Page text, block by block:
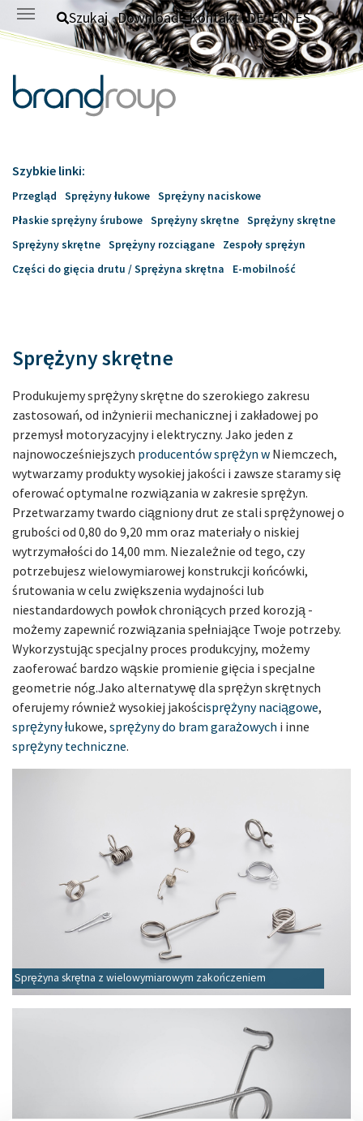
Skip to main content
Szukaj Download Kontakt DE EN ES
Szybkie linki:
Przegląd Sprężyny łukowe Sprężyny naciskowe
Płaskie sprężyny śrubowe Sprężyny skrętne Sprężyny skrętne
Sprężyny skrętne Sprężyny rozciągane
Zespoły sprężyn
Części do gięcia drutu / Sprężyna skrętna
E-mobilność
Sprężyny skrętne
Produkujemy sprężyny skrętne do szerokiego zakresu
zastosowań, od inżynierii mechanicznej i zakładowej po
przemysł motoryzacyjny i elektryczny. Jako jeden z
najnowocześniejszych producentów sprężyn w Niemczech,
wytwarzamy produkty wysokiej jakości i zawsze staramy się
oferować optymalne rozwiązania w zakresie sprężyn.
Przetwarzamy twardo ciągniony drut ze stali sprężynowej o
grubości od 0,80 do 9,20 mm oraz materiały o niskiej
wytrzymałości do 14,00 mm. Niezależnie od tego, czy
potrzebujesz wielowymiarowej konstrukcji końcówki,
śrutowania w celu zwiększenia wydajności lub
niestandardowych powłok chroniących przed korozją -
możemy zapewnić rozwiązania spełniające Twoje potrzeby.
Wykorzystując specjalny proces produkcyjny, możemy
zaoferować bardzo wąskie promienie gięcia i specjalne
geometrie nóg.Jako alternatywę dla sprężyn skrętnych
oferujemy również wysokiej jakościsprężyny naciągowe,
sprężyny łukowe, sprężyny do bram garażowych i inne
sprężyny techniczne.
Sprężyna skrętna z wielowymiarowym zakończeniem